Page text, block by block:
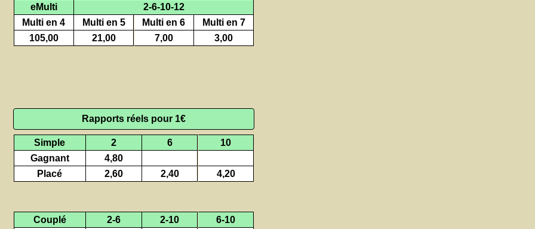
eMulti
2-6-10-12
Multi en 4
Multi en 5 Multi en 6
Multi en 7
105,00
21,00 7,00 3,00
Rapports réels pour 1€
Simple 2 6
10
Gagnant
4,80
Placé
2,60 2,40 4,20
Couplé 2-6 2-10
6-10